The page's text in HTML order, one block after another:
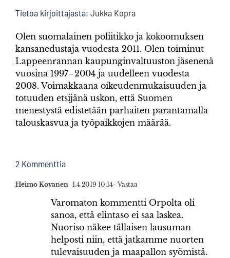
Tietoa kirjoittajasta: Jukka Kopra
Olen suomalainen poliitikko ja kokoomuksen
kansanedustaja vuodesta 2011. Olen toiminut
Lappeenrannan kaupunginvaltuuston jäsenenä
vuosina 1997–2004 ja uudelleen vuodesta
2008. Voimakkaana oikeudenmukaisuuden ja
totuuden etsijänä uskon, että Suomen
menestystä edistetään parhaiten parantamalla
talouskasvua ja työpaikkojen määrää.
2 Kommenttia
Heimo Kovanen 1.4.2019 10:14- Vastaa
Varomaton kommentti Orpolta oli
sanoa, että elintaso ei saa laskea.
Nuoriso näkee tällaisen lausuman
helposti niin, että jatkamme nuorten
tulevaisuuden ja maapallon syömistä.